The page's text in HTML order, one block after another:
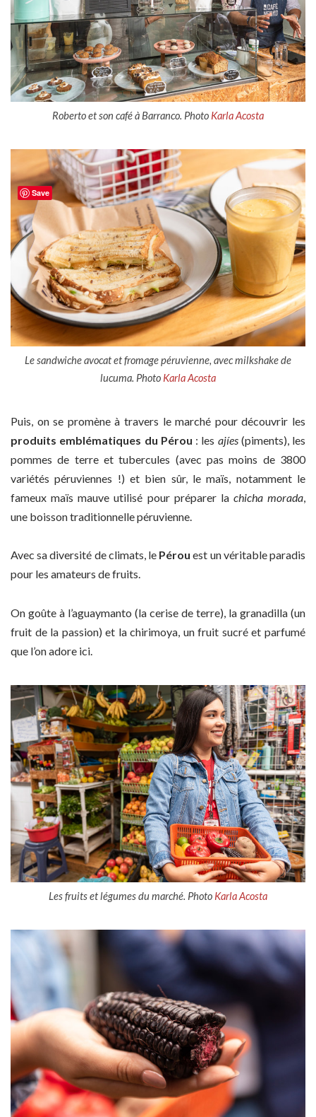
Roberto et son café à Barranco. Photo Karla Acosta
Le sandwiche avocat et fromage péruvienne, avec milkshake de
lucuma. Photo Karla Acosta
Puis, on se promène à travers le marché pour découvrir les
produits emblématiques du Pérou : les ajíes(piments), les
pommes de terre et tubercules (avec pas moins de 3800
variétés péruviennes !) et bien sûr, le maïs, notamment le
fameux maïs mauve utilisé pour préparer la chicha morada,
une boisson traditionnelle péruvienne.
Avec sa diversité de climats, le Pérou est un véritable paradis
pour les amateurs de fruits.
On goûte à l’aguaymanto (la cerise de terre), la granadilla (un
fruit de la passion) et la chirimoya, un fruit sucré et parfumé
que l’on adore ici.
Les fruits et légumes du marché. Photo Karla Acosta
Save